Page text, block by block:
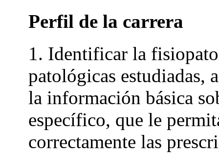
Perfil de la carrera
1. Identificar la
patológicas estudiadas,
la información básica
específico, que le
correctamente las